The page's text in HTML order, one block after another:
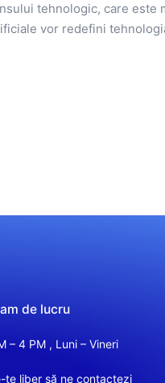
tehnologic, care
vor redefini
de lucru
– 4 PM , Luni – Vineri
te liber să ne contactezi